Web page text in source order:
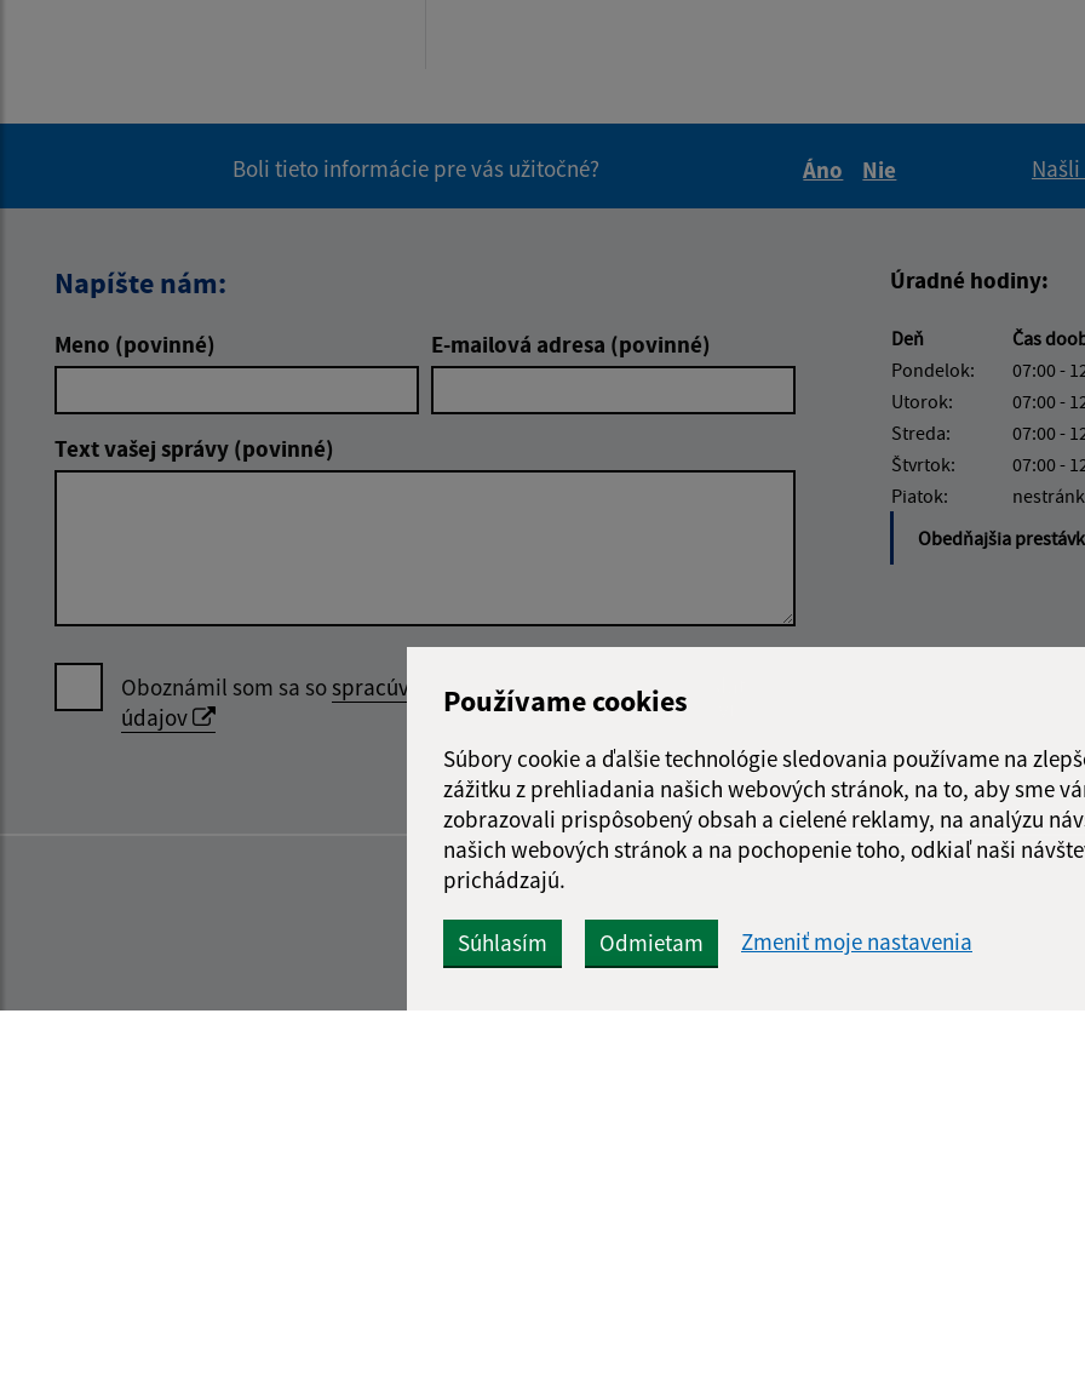
Používame cookies
Súbory cookie a ďalšie technológie sledovania používame na
zážitku z prehliadania našich webových stránok, na to, aby sme
zobrazovali prispôsobený obsah a cielené reklamy, na analýzu
našich webových stránok a na pochopenie toho, odkiaľ naši
prichádzajú.
Súhlasím Odmietam Zmeniť moje nastavenia
Boli tieto informácie pre vás užitočné?
Áno
Nie
Napíšte nám:
Meno (povinné) E-mailová adresa (povinné)
Text vašej správy (povinné)
Oboznámil som sa sospracúvaním osobných
údajov
správu
Úradné hodiny:
Deň Čas
Pondelok:
07:00 -
Utorok:
07:00 -
Streda:
07:00 -
Štvrtok:
07:00 -
Piatok:
Obedňajšia